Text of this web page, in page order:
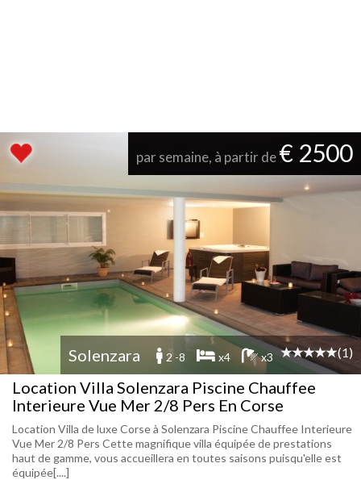
par semaine, à partir de€ 2500
Solenzara 2 -8 x4 x3 (1)
Location Villa Solenzara Piscine Chauffee
Interieure Vue Mer 2/8 Pers En Corse
Location Villa de luxe Corse à Solenzara Piscine Chauffee Interieure
Vue Mer 2/8 Pers Cette magnifique villa équipée de prestations
haut de gamme, vous accueillera en toutes saisons puisqu'elle est
équipée[....]